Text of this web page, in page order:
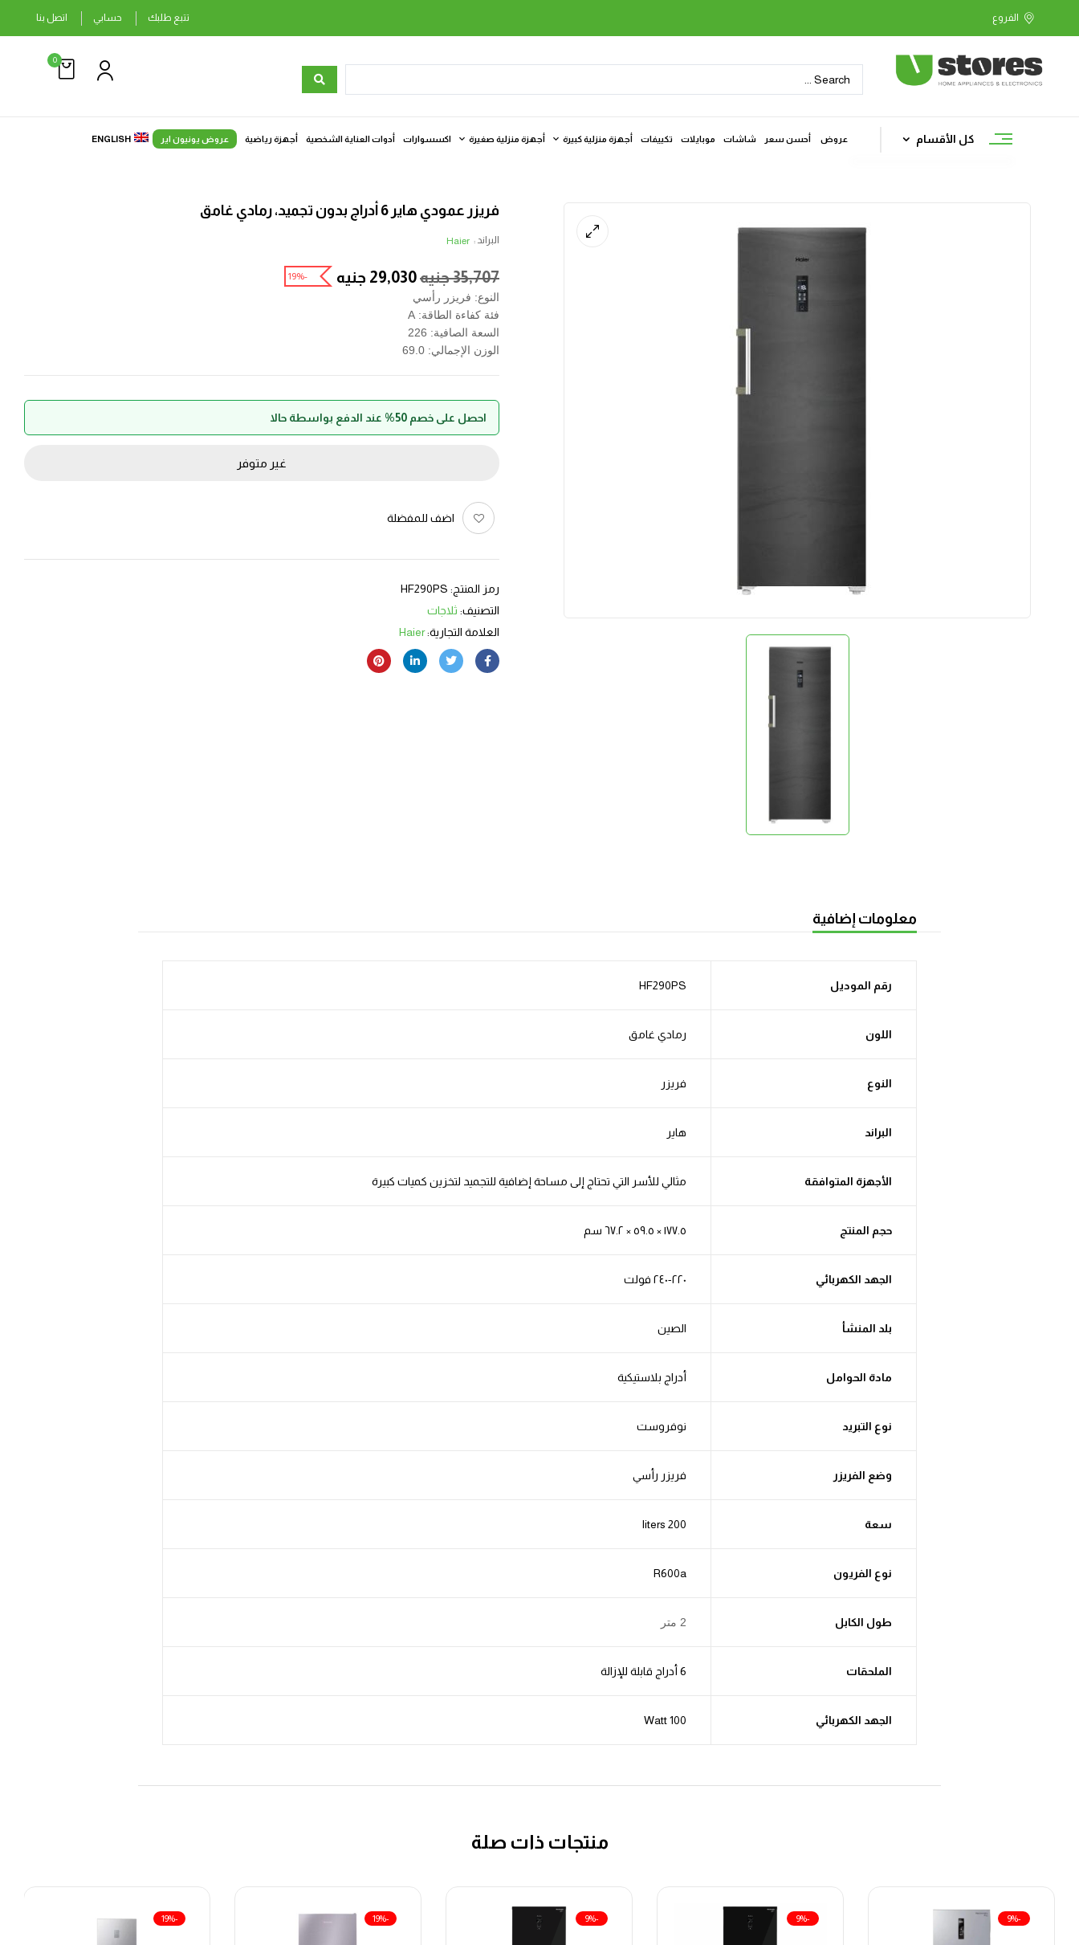
تتبع طلبك حسابي اتصل بنا
0
كل الأقسام عروض أحسن سعر شاشات موبايلات تكييفات أجهزة منزلية كبيرة أجهزة منزلية صغيرة اكسسوارات أدوات العناية الشخصية أجهزة رياضية عروض يونيون اير ENGLISH
فريزر عمودي هاير 6 أدراج بدون تجميد، رمادي غامق
البراند : Haier
35,707جنيه29,030 جنيه -19%
النوع: فريزر رأسي
فئة كفاءة الطاقة: A
السعة الصافية: 226
الوزن الإجمالي: 69.0
احصل على خصم 50% عند الدفع بواسطة حالا
غير متوفر
اضف للمفضلة
رمز المنتج: HF290PS
التصنيف: ثلاجات
العلامة التجارية:Haier
معلومات إضافية
رقم الموديل HF290PS
اللون رمادي غامق
النوع فريزر
البراند هاير
الأجهزة المتوافقة مثالي للأسر التي تحتاج إلى مساحة إضافية للتجميد لتخزين كميات كبيرة
حجم المنتج ١٧٧.٥ × ٥٩.٥ × ٦٧.٢ سم
الجهد الكهربائي ٢٢٠-٢٤٠ فولت
بلد المنشأ الصين
مادة الحوامل أدراج بلاستيكية
نوع التبريد نوفروست
وضع الفريزر فريزر رأسي
سعة 200 liters
نوع الفريون R600a
طول الكابل 2 متر
الملحقات 6 أدراج قابلة للإزالة
الجهد الكهربائي 100 Watt
منتجات ذات صلة
-9%
-9%
-9%
-19%
-19%